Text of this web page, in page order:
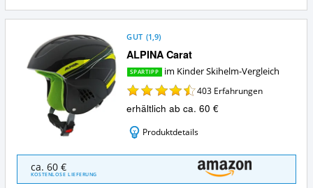
ALPINA Carat
GUT (1,9)
SPARTIPP im Kinder Skihelm-Vergleich
403 Erfahrungen
erhältlich ab ca. 60 €
Produktdetails
ALPINA
Caratca. 60 €
KOSTENLOSE LIEFERUNG